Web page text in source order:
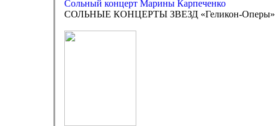
Сольный концерт Марины Карпеченко
СОЛЬНЫЕ КОНЦЕРТЫ ЗВЕЗД «Геликон-Оперы»